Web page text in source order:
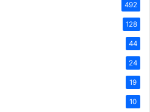
492
128
44
24
19
10